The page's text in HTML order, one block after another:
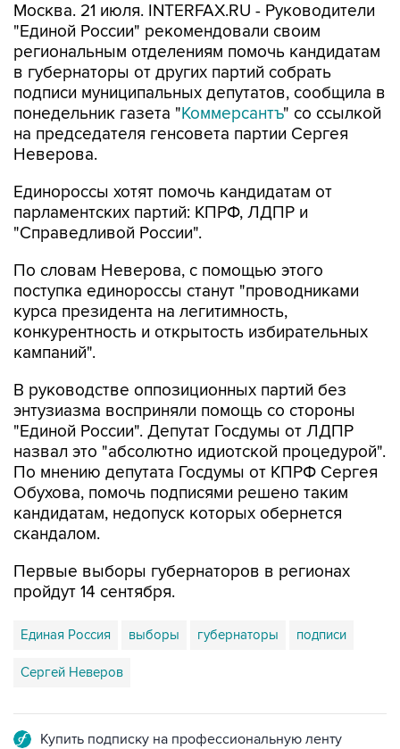
Москва. 21 июля. INTERFAX.RU - Руководители
"Единой России" рекомендовали своим
региональным отделениям помочь кандидатам
в губернаторы от других партий собрать
подписи муниципальных депутатов, сообщила в
понедельник газета "Коммерсантъ" со ссылкой
на председателя генсовета партии Сергея
Неверова.
Единороссы хотят помочь кандидатам от
парламентских партий: КПРФ, ЛДПР и
"Справедливой России".
По словам Неверова, с помощью этого
поступка единороссы станут "проводниками
курса президента на легитимность,
конкурентность и открытость избирательных
кампаний".
В руководстве оппозиционных партий без
энтузиазма восприняли помощь со стороны
"Единой России". Депутат Госдумы от ЛДПР
назвал это "абсолютно идиотской процедурой".
По мнению депутата Госдумы от КПРФ Сергея
Обухова, помочь подписями решено таким
кандидатам, недопуск которых обернется
скандалом.
Первые выборы губернаторов в регионах
пройдут 14 сентября.
Единая Россия выборы губернаторы подписи
Сергей Неверов
Купить подписку на профессиональную ленту